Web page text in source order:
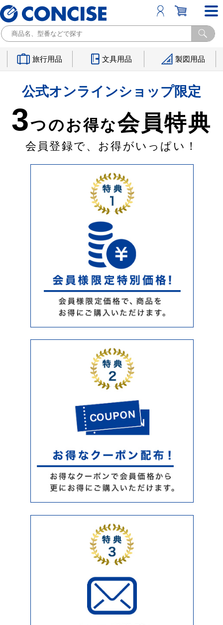
旅行用品 文具用品 製図用品
公式オンラインショップ限定
3つのお得な会員特典
会員登録で、お得がいっぱい！